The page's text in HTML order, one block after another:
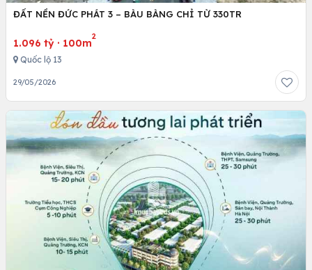
ĐẤT NỀN ĐỨC PHÁT 3 – BÀU BÀNG CHỈ TỪ 330TR
1.096 tỷ · 100m
2
Quốc lộ 13
29/05/2026